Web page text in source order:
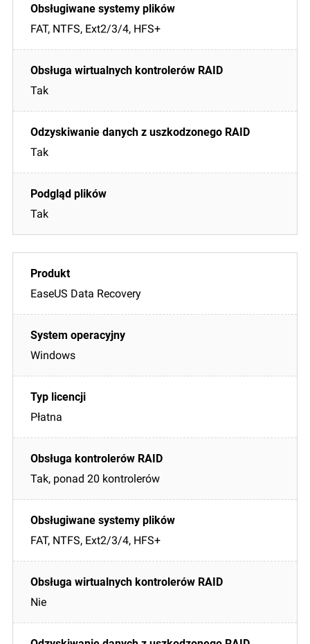
FAT, NTFS, Ext2/3/4, HFS+
Tak
Tak
Tak
EaseUS Data Recovery
Windows
Płatna
Tak, ponad 20 kontrolerów
FAT, NTFS, Ext2/3/4, HFS+
Nie